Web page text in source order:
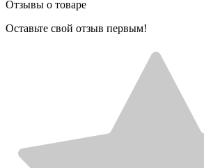
Отзывы о товаре
Оставьте свой отзыв первым!